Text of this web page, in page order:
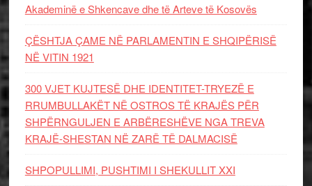
Akademinë e Shkencave dhe të Arteve të Kosovës
ÇËSHTJA ÇAME NË PARLAMENTIN E SHQIPËRISË
NË VITIN 1921
300 VJET KUJTESË DHE IDENTITET-TRYEZË E
RRUMBULLAKËT NË OSTROS TË KRAJËS PËR
SHPËRNGULJEN E ARBËRESHËVE NGA TREVA
KRAJË-SHESTAN NË ZARË TË DALMACISË
SHPOPULLIMI, PUSHTIMI I SHEKULLIT XXI